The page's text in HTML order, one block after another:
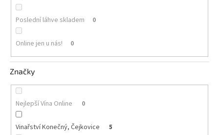
Poslední láhve skladem 0
Online jen u nás! 0
Značky
Nejlepší Vína Online 0
Vinařství Konečný, Čejkovice 5